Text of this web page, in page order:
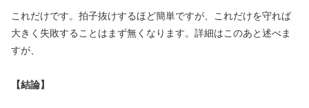
これだけです。拍子抜けするほど簡単ですが、これだけを守れば
大きく失敗することはまず無くなります。詳細はこのあと述べま
すが、
【結論】